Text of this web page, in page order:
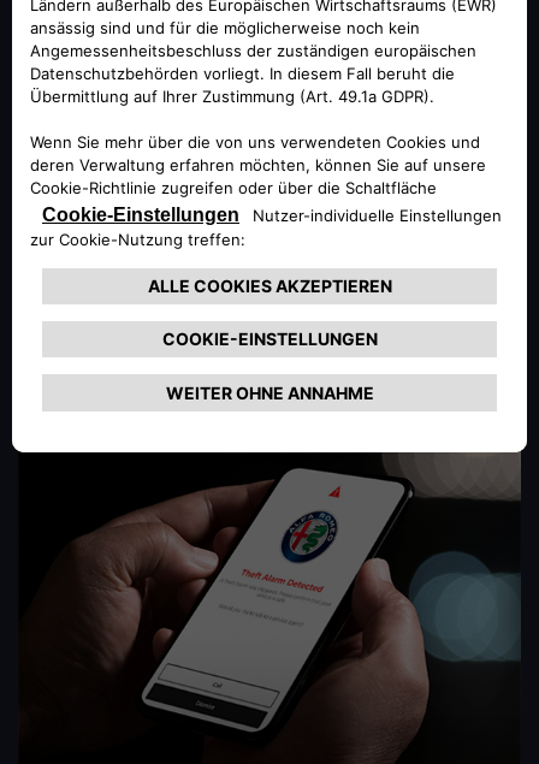
Stellen Sie bei Ihrer ersten Verbindung sicher, dass Sie sich im Fahrzeug
befinden und mit dem Hotspot des Fahrzeugs verbunden sind.
Alexa Voice Service:Der neue Alfa Romeo Tonale verfügt über einen integrierten
Vorschläge für nahe gelegene Sehenswürdigkeiten, greifen Sie auf Playlists und
Hörbucher zu und vieles mehr. Sie können auch aus der Ferne auf den Dienst
zugreifen, um über Send & Go Ziele an Ihr Fahrzeug zu senden, den
verbleibenden Ladezustand zu überwachen, die nächstgelegenen
Ladestationen zu finden und vieles mehr!​